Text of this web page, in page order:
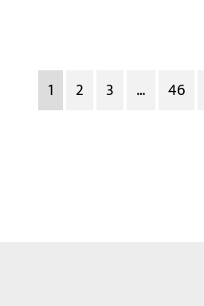
Mehr erfahren
1
2 3 … 46